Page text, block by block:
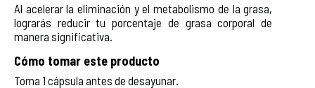
Al acelerar la eliminación y el metabolismo de la grasa,
lograrás reducir tu porcentaje de grasa corporal de
manera significativa.
Cómo tomar este producto
Toma 1 cápsula antes de desayunar.